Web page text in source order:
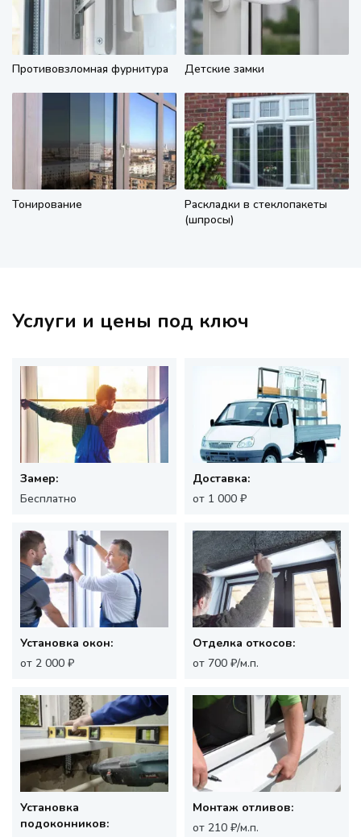
Противовзломная фурнитура Детские замки
Тонирование
Раскладки в стеклопакеты
(шпросы)
Услуги и цены под ключ
Замер:
Бесплатно
Доставка:
от 1 000 ₽
Установка окон:
от 2 000 ₽
Отделка откосов:
от 700 ₽/м.п.
Установка
подоконников:
Монтаж отливов:
от 210 ₽/м.п.